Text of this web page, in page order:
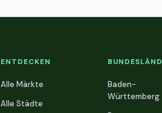
ENTDECKEN
Alle Märkte
Alle Städte
Baden-
Württemberg